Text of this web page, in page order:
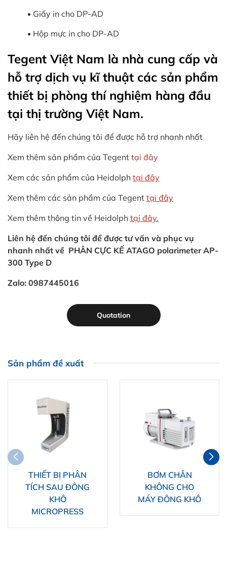
Giấy in cho DP-AD
Hộp mực in cho DP-AD
Tegent Việt Nam là nhà cung cấp và
hỗ trợ dịch vụ kĩ thuật các sản phẩm
thiết bị phòng thí nghiệm hàng đầu
tại thị trường Việt Nam.
Hãy liên hệ đến chúng tôi để được hỗ trợ nhanh nhất
Xem thêm sản phẩm của Tegent tại đây
Xem các sản phẩm của Heidolph tại đây
Xem thêm các sản phẩm của Tegent tại đây
Xem thêm thông tin về Heidolph tại đây.
Liên hệ đến chúng tôi để được tư vấn và phục vụ
nhanh nhất về PHÂN CỰC KẾ ATAGO polarimeter AP-
300 Type D
Zalo: 0987445016
Quotation
Sản phẩm đề xuất
THIẾT BỊ PHÂN
TÍCH SAU ĐÔNG
KHÔ
MICROPRESS
BƠM CHÂN
KHÔNG CHO
MÁY ĐÔNG KHÔ